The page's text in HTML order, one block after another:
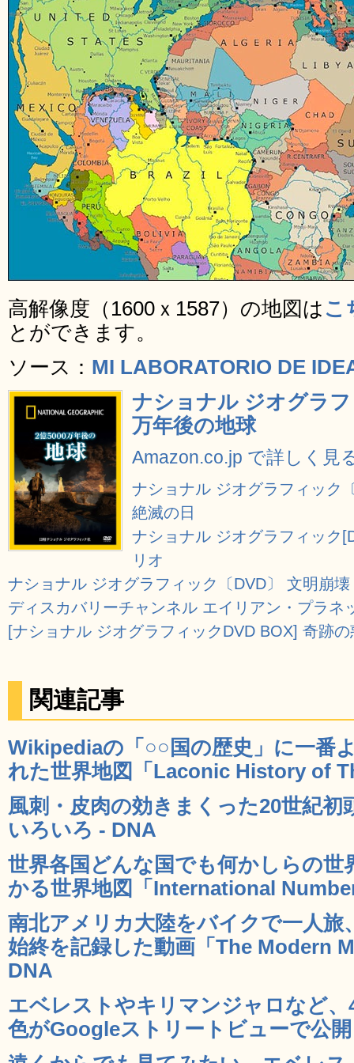
高解像度（1600ｘ1587）の地図は こ
とができます。
ソース： MI LABORATORIO DE
ナショナル ジオグラ
万年後の地球
Amazon.co.jp で詳しく見
ナショナル ジオグラフィック
絶滅の日
ナショナル ジオグラフィック
リオ
ナショナル ジオグラフィック〔DVD〕 文明崩壊
ディスカバリーチャンネル エイリアン・プラネ
[ナショナル ジオグラフィックDVD BOX] 奇跡
関連記事
Wikipediaの「○○国の歴史」に一番
れた世界地図「Laconic History of
風刺・皮肉の効きまくった20世紀
いろいろ - DNA
世界各国どんな国でも何かしらの
かる世界地図「International
南北アメリカ大陸をバイクで一人旅
始終を記録した動画「The Modern
DNA
エベレストやキリマンジャロなど
色がGoogleストリートビューで公